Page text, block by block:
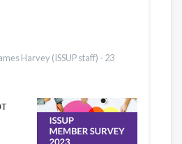
Harvey (ISSUP staff) - 23